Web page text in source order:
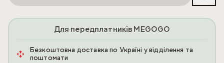
Для передплатників MEGOGO
Безкоштовна доставка по Україні у відділення та
поштомати